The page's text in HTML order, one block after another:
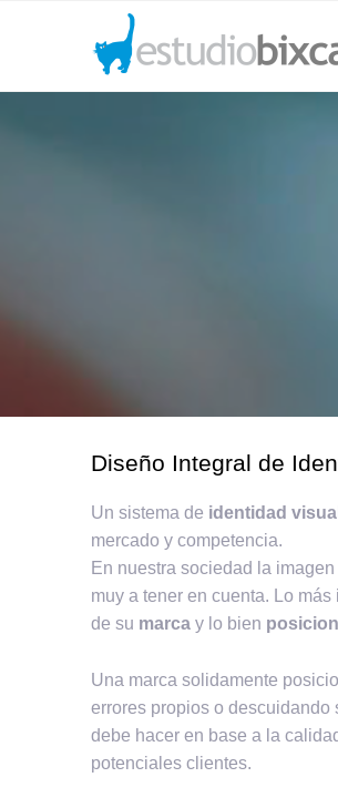
Diseño Integral de
Un sistema de identidad visual
mercado y competencia.
En nuestra sociedad la
muy a tener en cuenta. Lo
de su marca y lo bien
Una marca solidamente
errores propios o descuidando
debe hacer en base a la
potenciales clientes.